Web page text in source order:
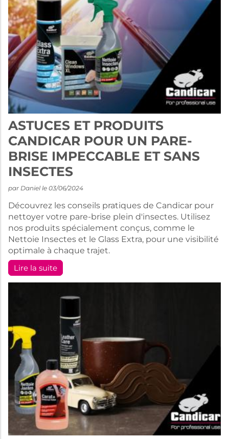
ASTUCES ET PRODUITS
CANDICAR POUR UN PARE-
BRISE IMPECCABLE ET SANS
INSECTES
par Daniel le 03/06/2024
Découvrez les conseils pratiques de Candicar pour
nettoyer votre pare-brise plein d'insectes. Utilisez
nos produits spécialement conçus, comme le
Nettoie Insectes et le Glass Extra, pour une visibilité
optimale à chaque trajet.
Lire la suite